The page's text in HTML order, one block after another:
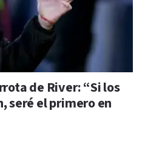
de River: “Si los
seré el primero en